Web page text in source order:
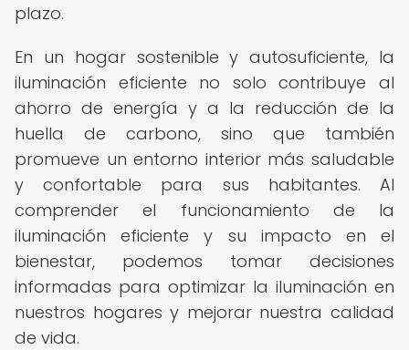
plazo.
En un hogar sostenible y autosuficiente, la
iluminación eficiente no solo contribuye al
ahorro de energía y a la reducción de la
huella de carbono, sino que también
promueve un entorno interior más saludable
y confortable para sus habitantes. Al
comprender el funcionamiento de la
iluminación eficiente y su impacto en el
bienestar, podemos tomar decisiones
informadas para optimizar la iluminación en
nuestros hogares y mejorar nuestra calidad
de vida.